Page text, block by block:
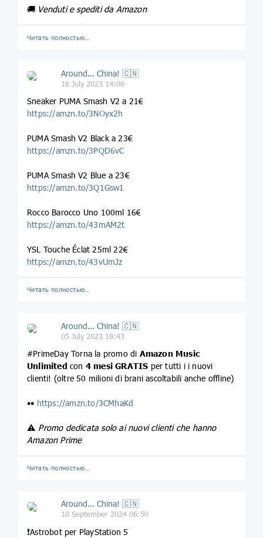
🚚 Venduti e spediti da Amazon
Читать полностью…
Around... China! 🇨🇳
16 July 2023 14:06
Sneaker PUMA Smash V2 a 21€
https://amzn.to/3NOyx2h
PUMA Smash V2 Black a 23€
https://amzn.to/3PQD6vC
PUMA Smash V2 Blue a 23€
https://amzn.to/3Q1Gsw1
Rocco Barocco Uno 100ml 16€
https://amzn.to/43mAM2t
YSL Touche Éclat 25ml 22€
https://amzn.to/43vUmJz
Читать полностью…
Around... China! 🇨🇳
05 July 2023 18:43
#PrimeDay Torna la promo di Amazon Music
Unlimited con 4 mesi GRATIS per tutti i i nuovi
clienti! (oltre 50 milioni di brani ascoltabili anche offline)
•• https://amzn.to/3CMhaKd
⚠️ Promo dedicata solo ai nuovi clienti che hanno
Amazon Prime
Читать полностью…
Around... China! 🇨🇳
10 September 2024 06:50
❗️Astrobot per PlayStation 5